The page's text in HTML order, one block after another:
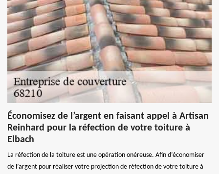
Économisez de l’argent en faisant appel à Artisan
Reinhard pour la réfection de votre toiture à
Elbach
La réfection de la toiture est une opération onéreuse. Afin d’économiser
de l’argent pour réaliser votre projection de réfection de votre toiture à